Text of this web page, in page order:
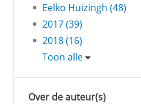
Eelko Huizingh (48)
2017 (39)
2018 (16)
Toon alle
Over de auteur(s)